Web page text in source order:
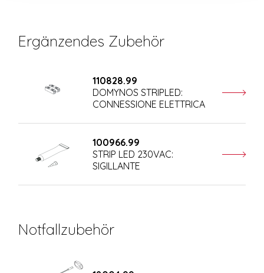
Ergänzendes Zubehör
110828.99
DOMYNOS STRIPLED:
CONNESSIONE ELETTRICA
100966.99
STRIP LED 230VAC:
SIGILLANTE
Notfallzubehör